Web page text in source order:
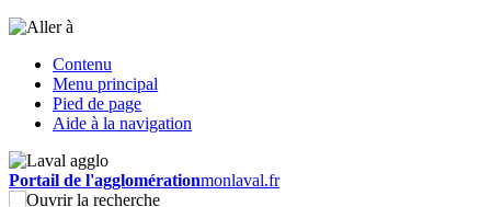
Contenu
Menu principal
Pied de page
Aide à la navigation
Portail de l'agglomérationmonlaval.fr